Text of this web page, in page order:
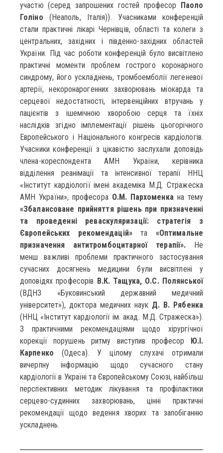
участю (серед запрошених гостей професор Паоло
Голіно (Неаполь, Італія)). Учасниками конференцій
стали практичні лікарі Чернівців, області та колеги з
центральних, західних і південно-західних областей
України. Під час роботи конференцій було висвітлено
практичні моменти проблем гострого коронарного
синдрому, його ускладнень, тромбоемболії легеневої
артерії, некоронарогенних захворювань міокарда та
серцевої недостатності, інтервенційних втручань у
пацієнтів з ішемічною хворобою серця та їхніх
наслідків згідно імплементації рішень цьогорічного
Европейського і Національного конгресів кардіологів.
Учасники конференції з цікавістю заслухали доповідь
члена-кореспондента АМН України, керівника
відділення реанімації та інтенсивної терапії ННЦ
«Інститут кардіології імені академіка М.Д. Стражеска
АМН України», професора О.М. Пархоменкана тему
«Збалансоване прийняття рішень при призначенні
та проведенні реваскуляризації: стратегія з
Європейських рекомендацій»та «Оптимальне
призначення антитромбоцитарної терапії». Не
менш важливі проблеми практичного застосування
сучасних досягнень медицини були висвітлені у
доповідях професорів В.К. Тащука, О.С. Полянської
(ВДНЗ «Буковинський державний медичний
університет»), доктора медичних наук Д. В. Рябенка
(ННЦ «Інститут кардіології ім. акад. М.Д. Стражеска»).
З практичними рекомендаціями щодо хірургічної
корекції порушень ритму виступив професор Ю.І.
Карпенко (Одеса). У цілому слухачі отримали
вичерпну інформацію щодо сучасного стану
кардіології в Україні та Європейському Союзі, найбільш
перспективних методик лікування та профілактики
серцево-судинних захворювань, цінні практичні
рекомендації щодо ведення хворих та запобіганню
ускладнень.